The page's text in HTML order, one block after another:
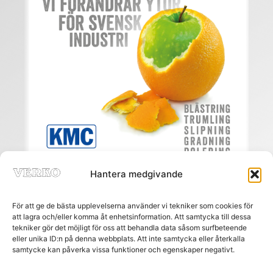
Hantera medgivande
För att ge de bästa upplevelserna använder vi tekniker som cookies för
att lagra och/eller komma åt enhetsinformation. Att samtycka till dessa
tekniker gör det möjligt för oss att behandla data såsom surfbeteende
eller unika ID:n på denna webbplats. Att inte samtycka eller återkalla
samtycke kan påverka vissa funktioner och egenskaper negativt.
Meny